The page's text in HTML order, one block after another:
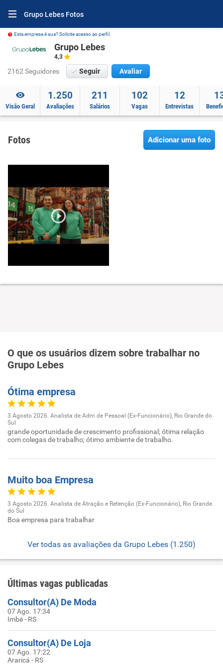
Grupo Lebes Fotos
Esta empresa é sua? Solicite acesso ao perfil.
Grupo Lebes
4,3
2162 Seguidores Seguir Avaliar
Visão Geral
1.250
Avaliações
211
Salários
102
Vagas
12
Entrevistas
Fotos Adicionar uma foto
O que os usuários dizem sobre trabalhar no
Grupo Lebes
Ótima empresa
3 Agosto 2026. Analista de Adm de Pessoal (Ex-Funcionário), Rio Grande do
Sul
grande oportunidade de crescimento profissional; ótima relação
com colegas de trabalho; ótimo ambiente de trabalho.
Muito boa Empresa
3 Agosto 2026. Analista de Atração e Retenção (Ex-Funcionário), Rio Grande
do Sul
Boa empresa para trabalhar
Ver todas as avaliações da Grupo Lebes (1.250)
Últimas vagas publicadas
Consultor(A) De Moda
07 Ago. 17:34
Imbé - RS
Consultor(A) De Loja
07 Ago. 17:22
Araricá - RS